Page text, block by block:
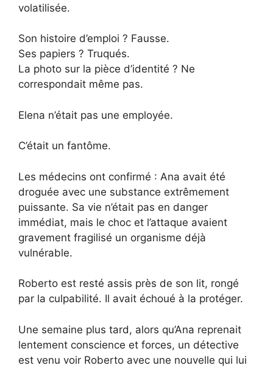
volatilisée.
Son histoire d’emploi ? Fausse.
Ses papiers ? Truqués.
La photo sur la pièce d’identité ? Ne
correspondait même pas.
Elena n’était pas une employée.
C’était un fantôme.
Les médecins ont confirmé : Ana avait été
droguée avec une substance extrêmement
puissante. Sa vie n’était pas en danger
immédiat, mais le choc et l’attaque avaient
gravement fragilisé un organisme déjà
vulnérable.
Roberto est resté assis près de son lit, rongé
par la culpabilité. Il avait échoué à la protéger.
Une semaine plus tard, alors qu’Ana reprenait
lentement conscience et forces, un détective
est venu voir Roberto avec une nouvelle qui lui